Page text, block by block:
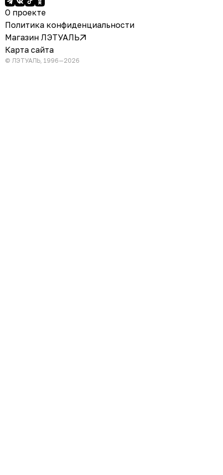
О проекте
Политика конфиденциальности
Магазин ЛЭТУАЛЬ
Карта сайта
© ЛЭТУАЛЬ, 1996—2026